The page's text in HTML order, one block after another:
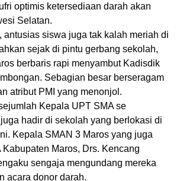
optimis ketersediaan darah akan
Selatan.
antusias siswa juga tak kalah meriah di
sejak di pintu gerbang sekolah,
berbaris rapi menyambut Kadisdik
Sebagian besar berseragam
atribut PMI yang menonjol.
Kepala UPT SMA se
hadir di sekolah yang berlokasi di
Kepala SMAN 3 Maros yang juga
Kabupaten Maros, Drs. Kencang
sengaja mengundang mereka
acara donor darah.